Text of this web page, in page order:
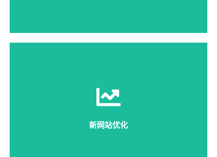
新网站优化
新网站优化适合新上线成都站点，需要开始推广产品关
键词，用新站优化实现快速收录，2-30天迅速将目标
关键词排名到搜索引擎首页。
详细说明